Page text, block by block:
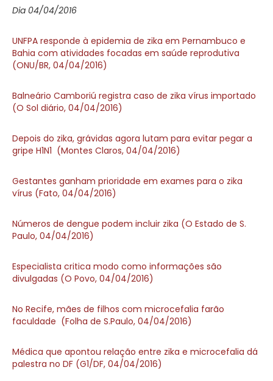
Dia 04/04/2016
UNFPA responde à epidemia de zika em Pernambuco e
Bahia com atividades focadas em saúde reprodutiva
(ONU/BR, 04/04/2016)
Balneário Camboriú registra caso de zika vírus importado
(O Sol diário, 04/04/2016)
Depois do zika, grávidas agora lutam para evitar pegar a
gripe H1N1 (Montes Claros, 04/04/2016)
Gestantes ganham prioridade em exames para o zika
vírus (Fato, 04/04/2016)
Números de dengue podem incluir zika (O Estado de S.
Paulo, 04/04/2016)
Especialista critica modo como informações são
divulgadas (O Povo, 04/04/2016)
No Recife, mães de filhos com microcefalia farão
faculdade (Folha de S.Paulo, 04/04/2016)
Médica que apontou relação entre zika e microcefalia dá
palestra no DF (G1/DF, 04/04/2016)